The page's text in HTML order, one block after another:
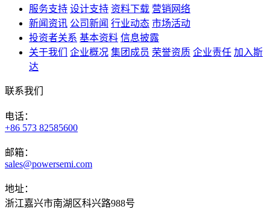
服务支持 设计支持 资料下载 营销网络
新闻资讯 公司新闻 行业动态 市场活动
投资者关系 基本资料 信息披露
关于我们
企业概况 集团成员 荣誉资质 企业责任 加入斯
达
联系我们
电话：
+86 573 82585600
邮箱：
sales@powersemi.com
地址：
浙江嘉兴市南湖区科兴路988号